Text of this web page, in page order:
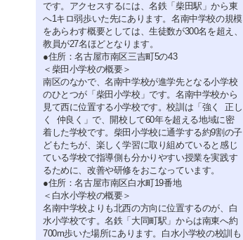
です。アクセスするには、名鉄「柴田駅」から東
へ1キロ弱歩いた先にあります。名南中学校の規模
をあらわす概要としては、生徒数が300名を超え、
教員が27名ほどとなります。
●住所：名古屋市南区三吉町5の43
＜柴田小学校の概要＞
南区のなかで、名南中学校が進学先となる小学校
のひとつが「柴田小学校」です。名南中学校から
見て西に位置する小学校です。校訓は「強く 正し
く 仲良く」で、開校して60年を超える地域に密
着した学校です。柴田小学校に通学する約9割の子
どもたちが、楽しく学習に取り組めていると感じ
ている学校で指導側も分かりやすい授業を実践す
るために、改善や研修をおこなっています。
●住所：名古屋市南区白水町19番地
＜白水小学校の概要＞
名南中学校よりも北西の方向に位置するのが、白
水小学校です。名鉄「大同町駅」からは南東へ約
700m歩いた場所にあります。白水小学校の校訓も